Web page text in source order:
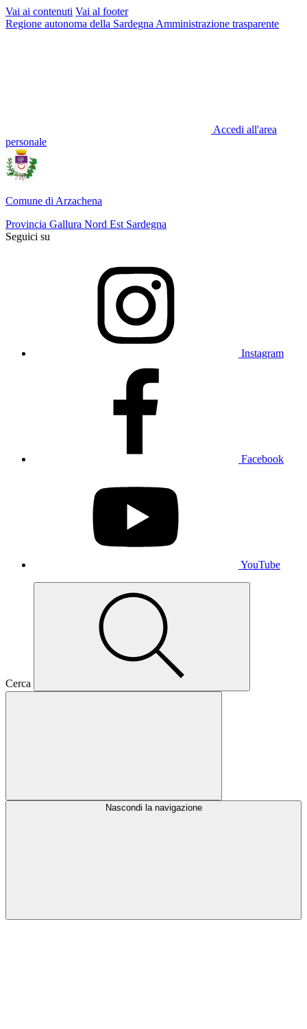
Vai ai contenuti Vai al footer
Regione autonoma della Sardegna Amministrazione trasparente
Accedi all'area
personale
Comune di Arzachena
Provincia Gallura Nord Est Sardegna
Seguici su
Instagram
Facebook
YouTube
Cerca
Nascondi la navigazione